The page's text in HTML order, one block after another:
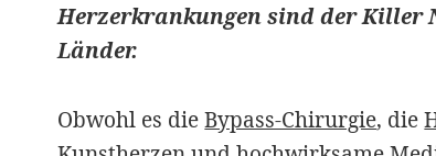
Herzerkrankungen sind der Killer
Länder.
Obwohl es dieBypass-Chirurgie, die